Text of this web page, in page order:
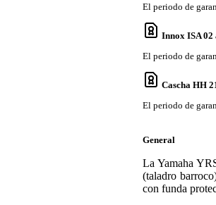
El periodo de
Innox ISA
El periodo de
Cascha HH
El periodo de
General
La Yamaha
(taladro
con funda